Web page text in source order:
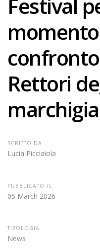
Festival
Rettori
SCRITTO DA
Lucia Picciaiola
PUBBLICATO IL
05 March 2026
TIPOLOGIA
News